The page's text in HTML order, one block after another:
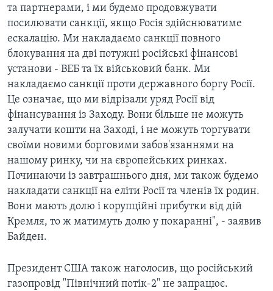
та партнерами, і ми будемо продовжувати
посилювати санкції, якщо Росія здійснюватиме
ескалацію. Ми накладаємо санкції повного
блокування на дві потужні російські фінансові
установи - ВЕБ та їх військовий банк. Ми
накладаємо санкції проти державного боргу Росії.
Це означає, що ми відрізали уряд Росії від
фінансування із Заходу. Вони більше не можуть
залучати кошти на Заході, і не можуть торгувати
своїми новими борговими забов'язаннями на
нашому ринку, чи на європейських ринках.
Починаючи із завтрашнього дня, ми також будемо
накладати санкції на еліти Росії та членів їх родин.
Вони мають долю і корупційні прибутки від дій
Кремля, то ж матимуть долю у покаранні", - заявив
Байден.
Президент США також наголосив, що російський
газопровід "Північний потік-2" не запрацює.